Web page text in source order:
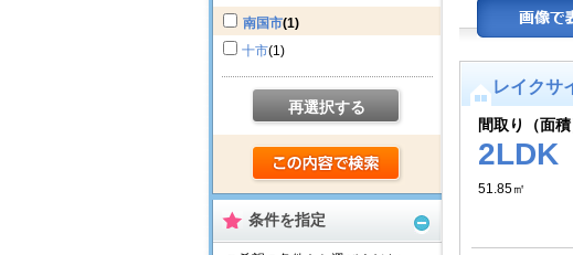
南国市(1)
十市(1)
再選択する
条件を指定
レイクサ
間取り（面積
2LDK
51.85㎡